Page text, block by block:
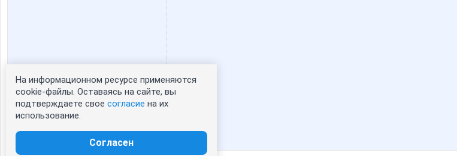
Статистика портрета:
сейчас просматривают портрет - 0
зарегистрированные пользователи
На информационном ресурсе применяются
cookie-файлы. Оставаясь на сайте, вы
подтверждаете свое согласие на их
использование.
Согласен